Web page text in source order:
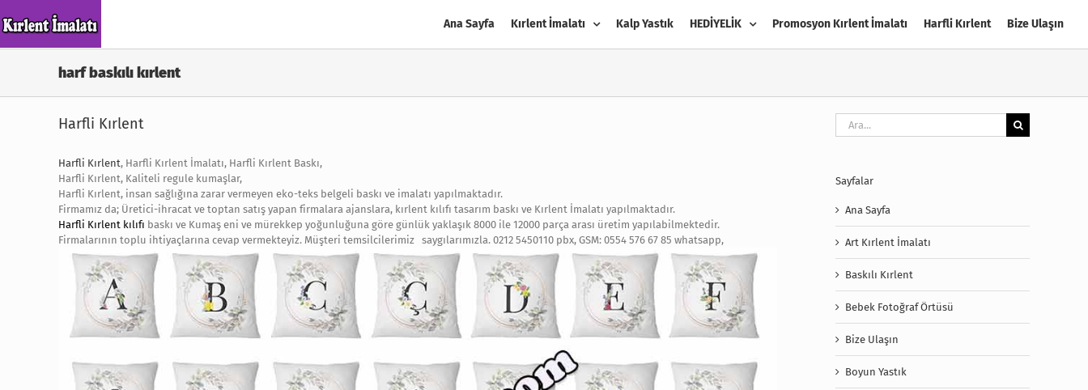
to
content
Ana Sayfa Kırlent İmalatı Kalp Yastık HEDİYELİK Promosyon Kırlent İmalatı Harfli Kırlent Bize Ulaşın
harf baskılı kırlent
Harfli Kırlent
Harfli Kırlent, Harfli Kırlent İmalatı, Harfli Kırlent Baskı,
Harfli Kırlent, Kaliteli regule kumaşlar,
Harfli Kırlent, insan sağlığına zarar vermeyen eko-teks belgeli baskı ve imalatı yapılmaktadır.
Firmamız da; Üretici-ihracat ve toptan satış yapan firmalara ajanslara, kırlent kılıfı tasarım baskı ve Kırlent İmalatı yapılmaktadır.
Harfli Kırlent kılıfı baskı ve Kumaş eni ve mürekkep yoğunluğuna göre günlük yaklaşık 8000 ile 12000 parça arası üretim yapılabilmektedir.
Firmalarının toplu ihtiyaçlarına cevap vermekteyiz. Müşteri temsilcilerimiz saygılarımızla. 0212 5450110 pbx, GSM: 0554 576 67 85 whatsapp,
Ara:
Sayfalar
Ana Sayfa
Art Kırlent İmalatı
Baskılı Kırlent
Bebek Fotoğraf Örtüsü
Bize Ulaşın
Boyun Yastık